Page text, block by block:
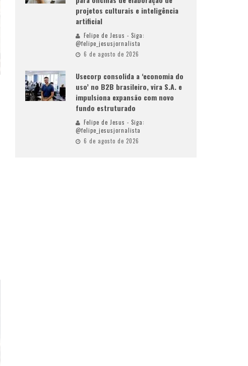
projetos culturais e inteligência
artificial
Felipe de Jesus - Siga:
@felipe_jesusjornalista
6 de agosto de 2026
Usecorp consolida a ‘economia do
uso’ no B2B brasileiro, vira S.A. e
impulsiona expansão com novo
fundo estruturado
Felipe de Jesus - Siga:
@felipe_jesusjornalista
6 de agosto de 2026